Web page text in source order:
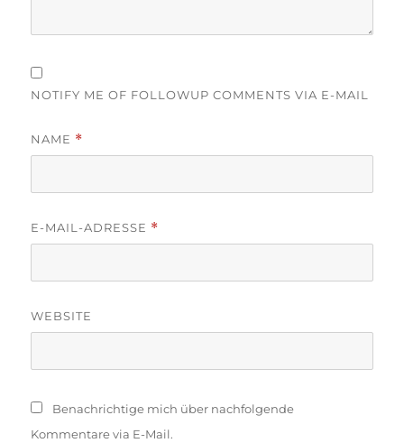
NOTIFY ME OF FOLLOWUP COMMENTS VIA E-MAIL
NAME *
E-MAIL-ADRESSE *
WEBSITE
Benachrichtige mich über nachfolgende
Kommentare via E-Mail.